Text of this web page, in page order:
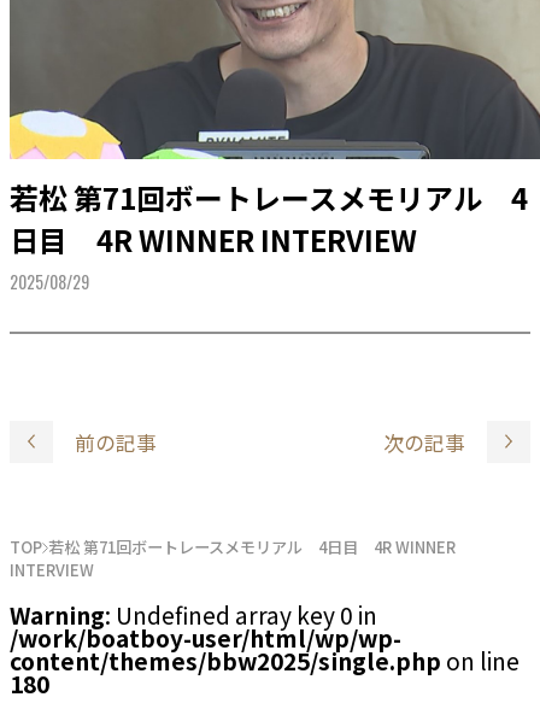
若松 第71回ボートレースメモリアル 4
日目 4R WINNER INTERVIEW
2025/08/29
前の記事 次の記事
TOP 若松 第71回ボートレースメモリアル 4日目 4R WINNER
INTERVIEW
Warning: Undefined array key 0 in
/work/boatboy-user/html/wp/wp-
content/themes/bbw2025/single.php on line
180